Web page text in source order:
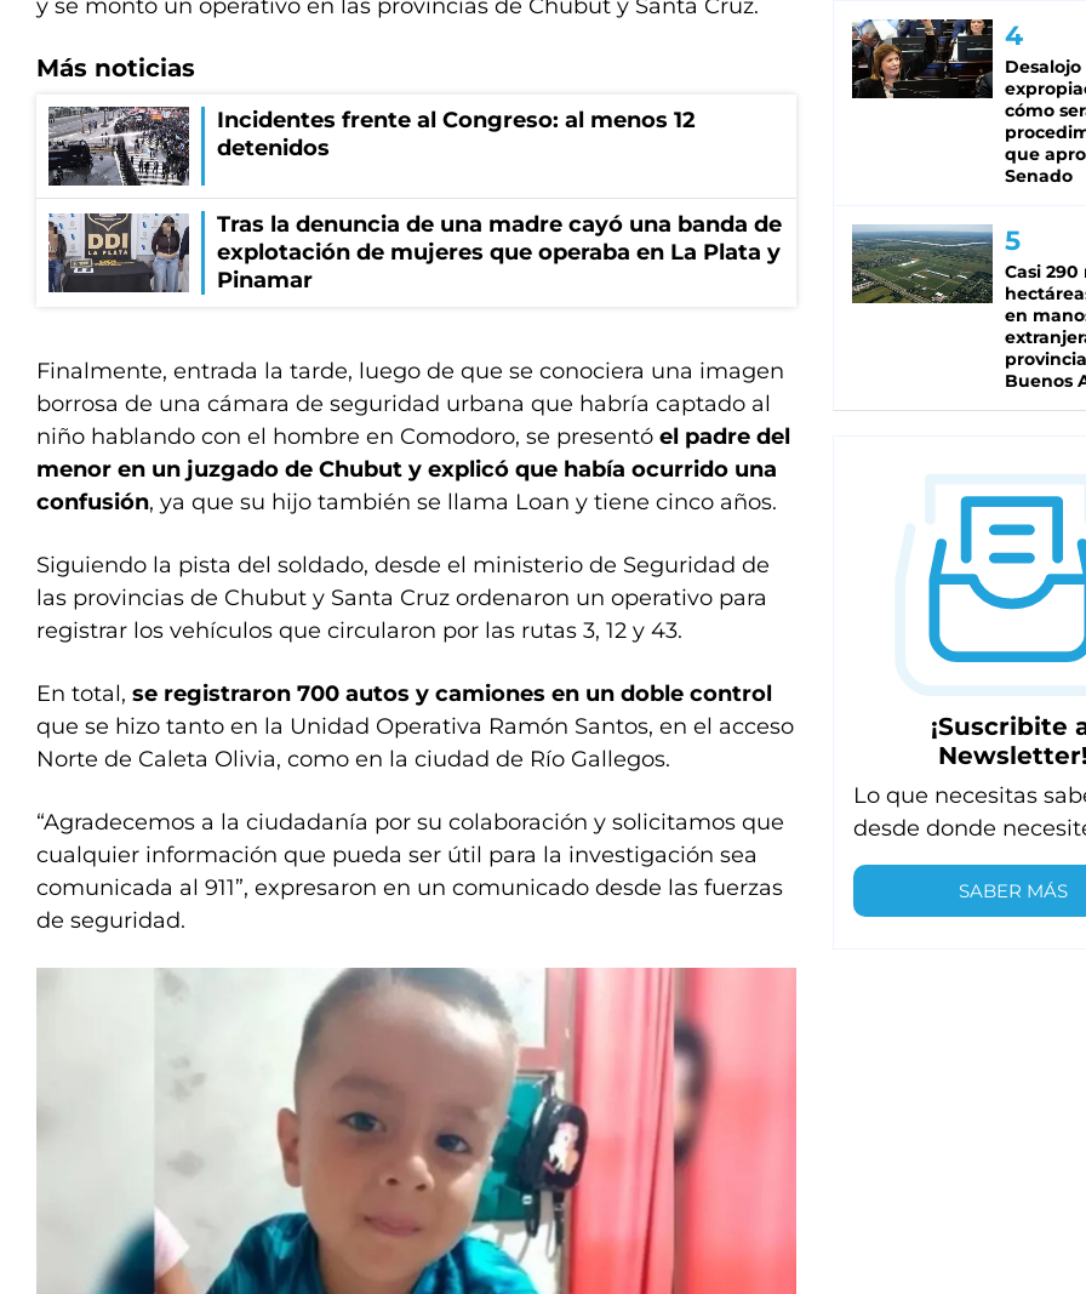
y se montó un operativo en las provincias de Chubut y Santa Cruz.
Más noticias
Incidentes frente al Congreso: al menos 12
detenidos
Tras la denuncia de una madre cayó una banda de
explotación de mujeres que operaba en La Plata y
Pinamar
Finalmente, entrada la tarde, luego de que se conociera una imagen
borrosa de una cámara de seguridad urbana que habría captado al
niño hablando con el hombre en Comodoro, se presentó el padre del
menor en un juzgado de Chubut y explicó que había ocurrido una
confusión, ya que su hijo también se llama Loan y tiene cinco años.
Siguiendo la pista del soldado, desde el ministerio de Seguridad de
las provincias de Chubut y Santa Cruz ordenaron un operativo para
registrar los vehículos que circularon por las rutas 3, 12 y 43.
En total, se registraron 700 autos y camiones en un doble control
que se hizo tanto en la Unidad Operativa Ramón Santos, en el acceso
Norte de Caleta Olivia, como en la ciudad de Río Gallegos.
“Agradecemos a la ciudadanía por su colaboración y solicitamos que
cualquier información que pueda ser útil para la investigación sea
comunicada al 911”, expresaron en un comunicado desde las fuerzas
de seguridad.
cómo
que
Senado
Casi 290
en
Buenos
¡Suscribite
Lo que necesitas
desde donde
SABER MÁS